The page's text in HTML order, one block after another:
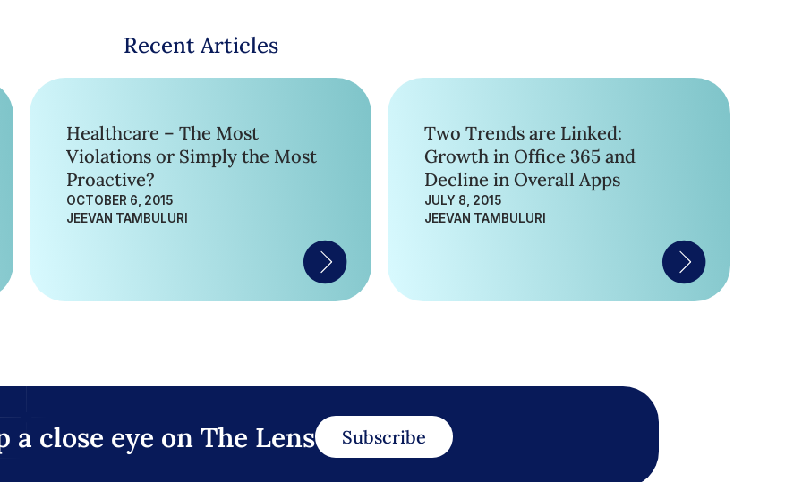
Recent Articles
Healthcare – The Most
Violations or Simply the Most
Proactive?
OCTOBER 6, 2015
JEEVAN TAMBULURI
Two Trends are Linked:
Growth in Office 365 and
Decline in Overall Apps
JULY 8, 2015
JEEVAN TAMBULURI
a close eye on The Lens Subscribe